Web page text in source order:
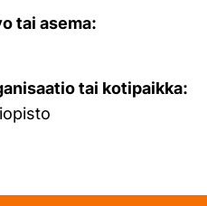
tai asema:
tai kotipaikka: